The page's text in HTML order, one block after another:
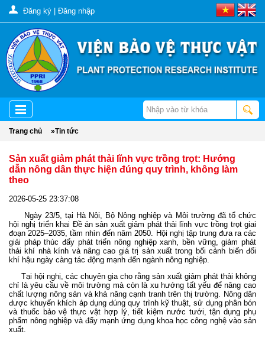
Đăng ký Đăng nhập
Trang chủ »Tin tức
Sản xuất giảm phát thải lĩnh vực trồng trọt: Hướng
dẫn nông dân thực hiện đúng quy trình, không làm
theo
2026-05-25 23:37:08
Ngày 23/5, tại Hà Nội, Bộ Nông nghiệp và Môi trường đã tổ chức
hội nghị triển khai Đề án sản xuất giảm phát thải lĩnh vực trồng trọt giai
đoạn 2025–2035, tầm nhìn đến năm 2050. Hội nghị tập trung đưa ra các
giải pháp thúc đẩy phát triển nông nghiệp xanh, bền vững, giảm phát
thải khí nhà kính và nâng cao giá trị sản xuất trong bối cảnh biến đổi
khí hậu ngày càng tác động mạnh đến ngành nông nghiệp.
Tại hội nghị, các chuyên gia cho rằng sản xuất giảm phát thải không
chỉ là yêu cầu về môi trường mà còn là xu hướng tất yếu để nâng cao
chất lượng nông sản và khả năng cạnh tranh trên thị trường. Nông dân
được khuyến khích áp dụng đúng quy trình kỹ thuật, sử dụng phân bón
và thuốc bảo vệ thực vật hợp lý, tiết kiệm nước tưới, tận dụng phụ
phẩm nông nghiệp và đẩy mạnh ứng dụng khoa học công nghệ vào sản
xuất.